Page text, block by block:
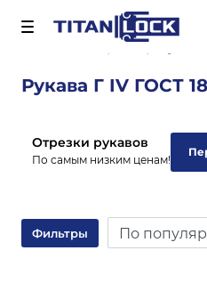
Важно! Для оплаты
Рукава Г IV ГОСТ
Отрезки рукавов
По самым низким ценам!
Фильтры